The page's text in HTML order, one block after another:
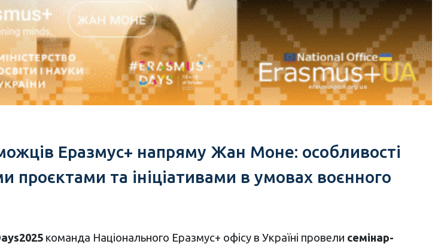
Еразмус+ напряму Жан Моне: особливості
проєктами та ініціативами в умовах воєнного
команда Національного Еразмус+ офісу в Україні провели семінар-